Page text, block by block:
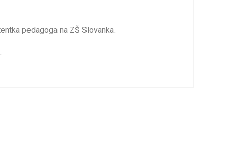
pedagoga na ZŠ Slovanka.